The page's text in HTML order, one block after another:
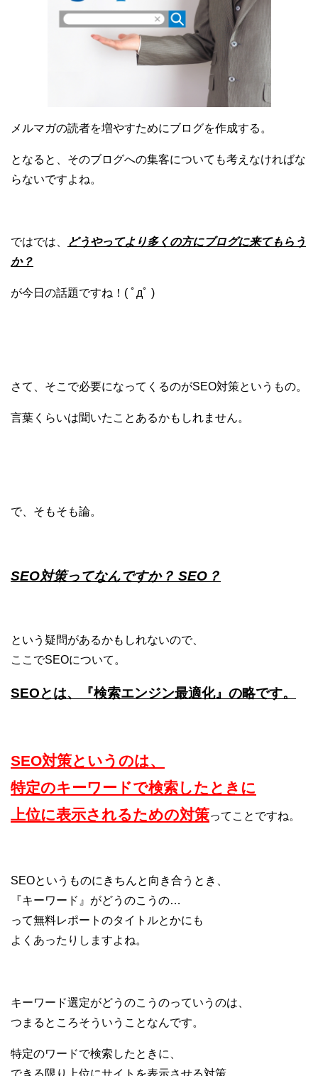
メルマガの読者を増やすためにブログを作成する。
となると、そのブログへの集客についても考えなければな
らないですよね。
ではでは、
どうやってより多くの方にブログに来てもらう
か？
が今日の話題ですね！( ﾟдﾟ )
さて、そこで必要になってくるのがSEO対策というもの。
言葉くらいは聞いたことあるかもしれません。
で、そもそも論。
SEO対策ってなんですか？ SEO？
という疑問があるかもしれないので、
ここでSEOについて。
SEOとは、『検索エンジン最適化』の略です。
SEO対策というのは、
特定のキーワードで検索したときに
上位に表示されるための対策ってことですね。
SEOというものにきちんと向き合うとき、
『キーワード』がどうのこうの…
って無料レポートのタイトルとかにも
よくあったりしますよね。
キーワード選定がどうのこうのっていうのは、
つまるところそういうことなんです。
特定のワードで検索したときに、
できる限り上位にサイトを表示させる対策。